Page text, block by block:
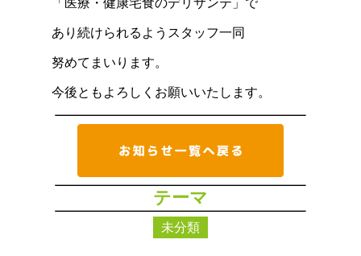
「医療・健康宅食のデリサンテ」で
あり続けられるようスタッフ一同
努めてまいります。
今後ともよろしくお願いいたします。
テーマ
未分類